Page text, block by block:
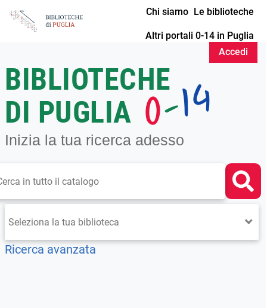
Chi siamo Le biblioteche
Altri portali 0-14 in Puglia
Accedi
BIBLIOTECHE
DI PUGLIA
Inizia la tua ricerca adesso
0
-14
Cerca
Ricerca avanzata
la
tua
biblioteca